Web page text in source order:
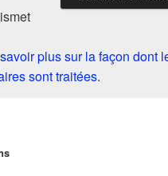
plus sur la façon dont
sont traitées.
: